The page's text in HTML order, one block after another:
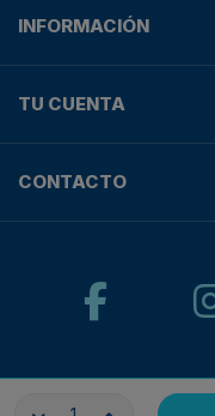
INFORMACIÓN
TU CUENTA
CONTACTO